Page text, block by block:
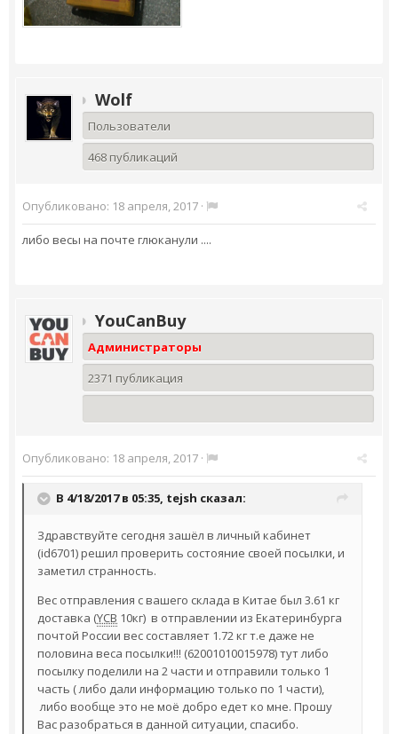
Wolf
Пользователи
468 публикаций
Опубликовано: 18 апреля, 2017 ·
либо весы на почте глюканули ....
YouCanBuy
Администраторы
2371 публикация
Опубликовано: 18 апреля, 2017 ·
В 4/18/2017 в 05:35, tejsh сказал:
Здравствуйте сегодня зашёл в личный кабинет
(id6701) решил проверить состояние своей посылки, и
заметил странность.
Вес отправления с вашего склада в Китае был 3.61 кг
доставка (YCB 10кг) в отправлении из Екатеринбурга
почтой России вес составляет 1.72 кг т.е даже не
половина веса посылки!!! (62001010015978) тут либо
посылку поделили на 2 части и отправили только 1
часть ( либо дали информацию только по 1 части),
либо вообще это не моё добро едет ко мне. Прошу
Вас разобраться в данной ситуации, спасибо.